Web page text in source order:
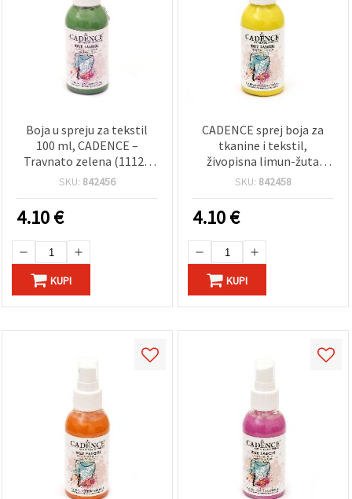
Boja u spreju za tekstil
100 ml, CADENCE –
Travnato zelena (1112),
brzosušeća, netoksična za
presvlake – živopisan
završetak
SKU: 842456
4.10€
KUPI
CADENCE sprej boja za
tkanine i tekstil,
živopisna limun-žuta
1101, aerosolni sprej 100
završni sloj za odjeću,
majice, tapecirani
namještaj i DIY hobi
projekte
SKU: 842458
4.10€
KUPI